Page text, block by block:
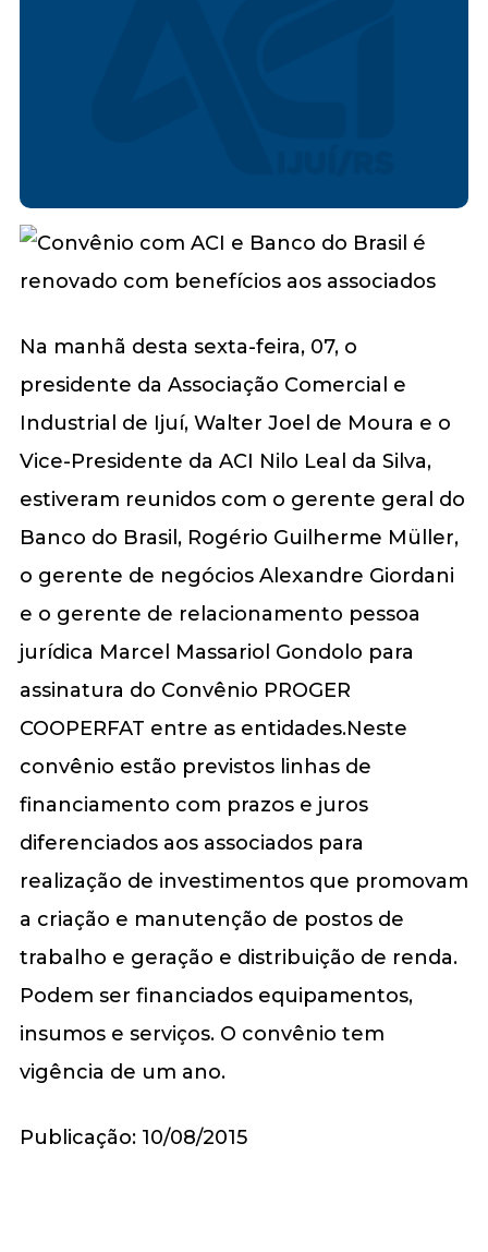
Na manhã desta sexta-feira, 07, o
presidente da Associação Comercial e
Industrial de Ijuí, Walter Joel de Moura e o
Vice-Presidente da ACI Nilo Leal da Silva,
estiveram reunidos com o gerente geral do
Banco do Brasil, Rogério Guilherme Müller,
o gerente de negócios Alexandre Giordani
e o gerente de relacionamento pessoa
jurídica Marcel Massariol Gondolo para
assinatura do Convênio PROGER
COOPERFAT entre as entidades.Neste
convênio estão previstos linhas de
financiamento com prazos e juros
diferenciados aos associados para
realização de investimentos que promovam
a criação e manutenção de postos de
trabalho e geração e distribuição de renda.
Podem ser financiados equipamentos,
insumos e serviços. O convênio tem
vigência de um ano.
Publicação: 10/08/2015